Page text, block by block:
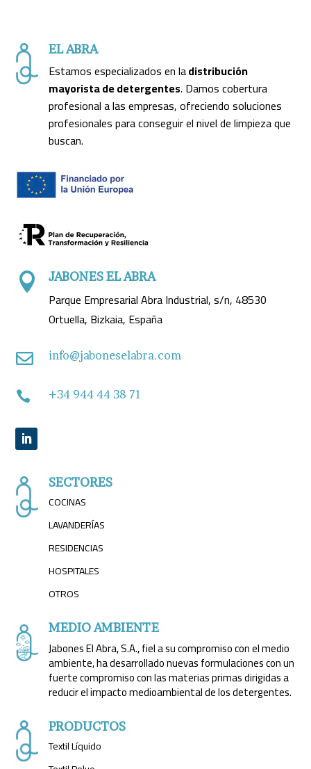
EL ABRA
Estamos especializados en ladistribución
mayorista de detergentes. Damos cobertura
profesional a las empresas, ofreciendo soluciones
profesionales para conseguir el nivel de limpieza que
buscan.
 JABONES EL ABRA
Parque Empresarial Abra Industrial, s/n, 48530
Ortuella, Bizkaia, España
 info@jaboneselabra.com
 +34 944 44 38 71
SECTORES
COCINAS
LAVANDERÍAS
RESIDENCIAS
HOSPITALES
OTROS
MEDIO AMBIENTE
Jabones El Abra, S.A., fiel a su compromiso con el medio
ambiente, ha desarrollado nuevas formulaciones con un
fuerte compromiso con las materias primas dirigidas a
reducir el impacto medioambiental de los detergentes.
PRODUCTOS
Textil Líquido